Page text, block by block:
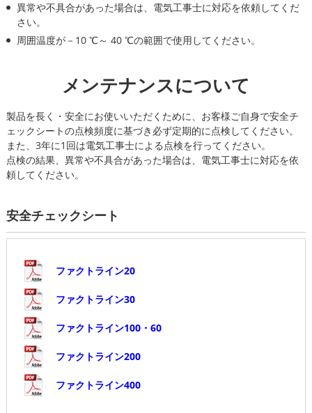
異常や不具合があった場合は、電気工事士に対応を依頼してくだ
さい。
周囲温度が－10 ℃～ 40 ℃の範囲で使用してください。
メンテナンスについて
製品を長く・安全にお使いいただくために、お客様ご自身で安全チ
ェックシートの点検頻度に基づき必ず定期的に点検してください。
また、3年に1回は電気工事士による点検を行ってください。
点検の結果、異常や不具合があった場合は、電気工事士に対応を依
頼してください。
安全チェックシート
ファクトライン20
ファクトライン30
ファクトライン100・60
ファクトライン200
ファクトライン400